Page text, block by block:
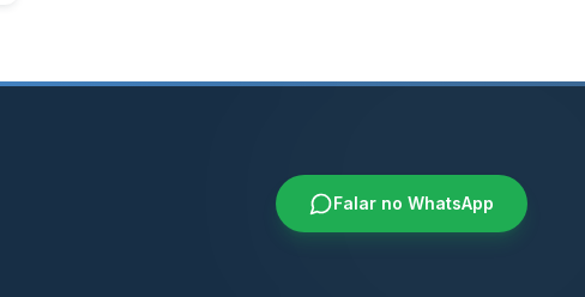
Falar no WhatsApp